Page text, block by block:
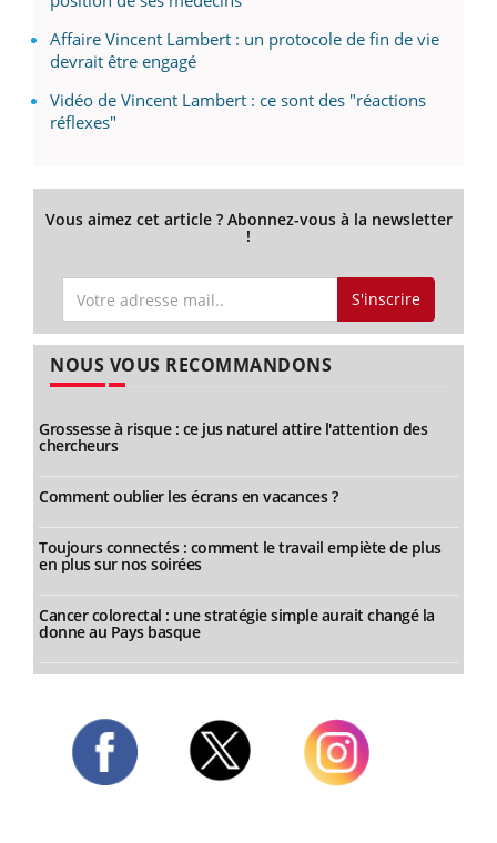
Affaire Vincent Lambert : un protocole de fin de vie
devrait être engagé
Vidéo de Vincent Lambert : ce sont des "réactions
réflexes"
Vous aimez cet article ? Abonnez-vous à la newsletter
!
S'inscrire
NOUS VOUS RECOMMANDONS
Grossesse à risque : ce jus naturel attire l'attention des
chercheurs
Comment oublier les écrans en vacances ?
Toujours connectés : comment le travail empiète de plus
en plus sur nos soirées
Cancer colorectal : une stratégie simple aurait changé la
donne au Pays basque